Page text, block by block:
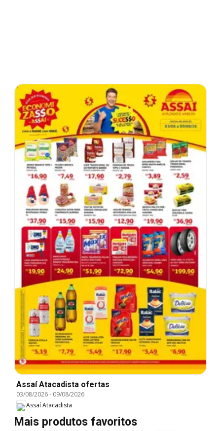
Assaí Atacadista ofertas
03/08/2026- 09/08/2026
Assaí Atacadista
Mais produtos favoritos